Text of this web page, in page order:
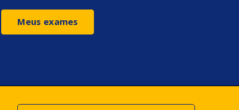
Meus exames